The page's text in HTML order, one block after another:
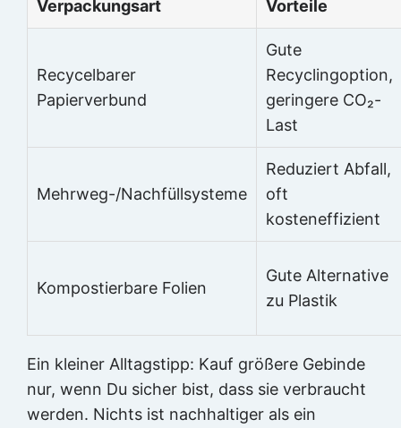
Verpackungsart Vorteile
Recycelbarer
Papierverbund
Gute
Recyclingoption,
geringere CO₂-
Last
Mehrweg-/Nachfüllsysteme
Reduziert Abfall,
oft
kosteneffizient
Kompostierbare Folien
Gute Alternative
zu Plastik
Ein kleiner Alltagstipp: Kauf größere Gebinde
nur, wenn Du sicher bist, dass sie verbraucht
werden. Nichts ist nachhaltiger als ein